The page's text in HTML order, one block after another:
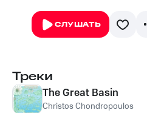
СЛУШАТЬ
Треки
The Great Basin
Christos Chondropoulos